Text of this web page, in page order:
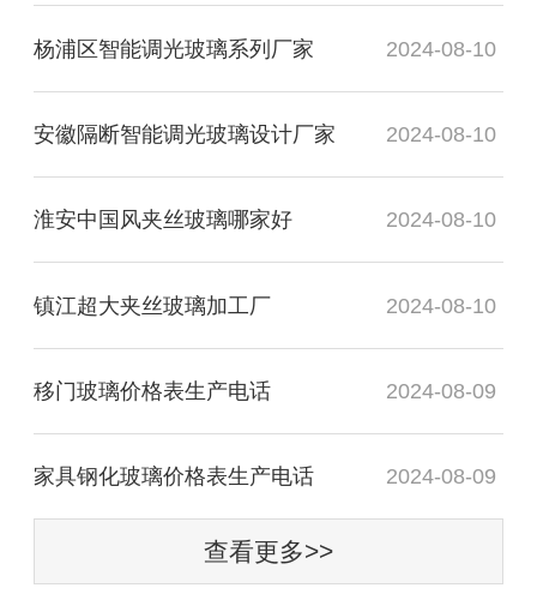
杨浦区智能调光玻璃系列厂家 2024-08-10
安徽隔断智能调光玻璃设计厂家 2024-08-10
淮安中国风夹丝玻璃哪家好 2024-08-10
镇江超大夹丝玻璃加工厂 2024-08-10
移门玻璃价格表生产电话 2024-08-09
家具钢化玻璃价格表生产电话 2024-08-09
查看更多>>